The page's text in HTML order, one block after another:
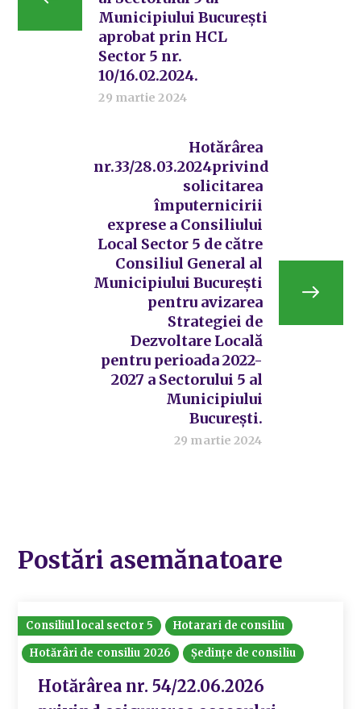
Municipiului București
aprobat prin HCL
Sector 5 nr.
10/16.02.2024.
29 martie 2024
Hotărârea
nr.33/28.03.2024privind
solicitarea
împuternicirii
exprese a Consiliului
Local Sector 5 de către
Consiliul General al
Municipiului București
pentru avizarea
Strategiei de
Dezvoltare Locală
pentru perioada 2022-
2027 a Sectorului 5 al
Municipiului
București.
29 martie 2024
Postări asemănatoare
Consiliul local sector 5
Hotarari de consiliu
Hotărâri de consiliu 2026
Ședințe de consiliu
Hotărârea nr. 54/22.06.2026